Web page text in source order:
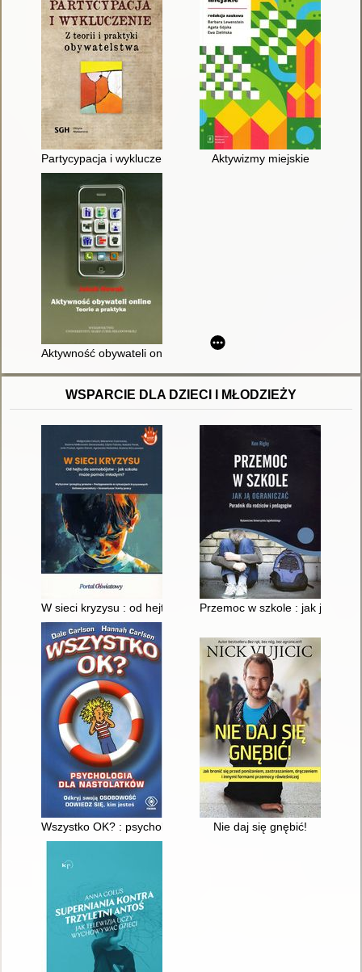
Partycypacja i wykluczenie : z teorii i praktyki obywatelstwa
Aktywizmy miejskie
Aktywność obywateli online : teorie a praktyka
WSPARCIE DLA DZIECI I MŁODZIEŻY
W sieci kryzysu : od hejtu do samobójstw - jak szkoła może
Przemoc w szkole : jak ją
Wszystko OK? : psychologia dla nastolatków
Nie daj się gnębić!